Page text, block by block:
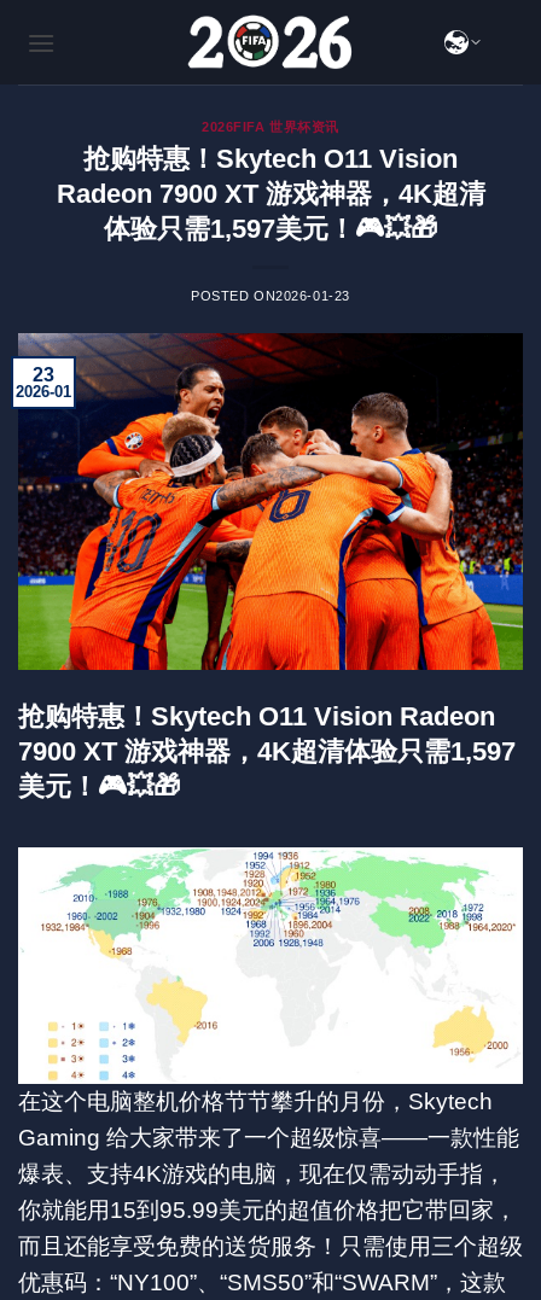
2026FIFA 世界杯资讯
抢购特惠！Skytech O11 Vision
Radeon 7900 XT 游戏神器，4K超清
体验只需1,597美元！🎮💥🎁
POSTED ON2026-01-23
23
2026-01
抢购特惠！Skytech O11 Vision Radeon
7900 XT 游戏神器，4K超清体验只需1,597
美元！🎮💥🎁
在这个电脑整机价格节节攀升的月份，Skytech
Gaming 给大家带来了一个超级惊喜——一款性能
爆表、支持4K游戏的电脑，现在仅需动动手指，
你就能用15到95.99美元的超值价格把它带回家，
而且还能享受免费的送货服务！只需使用三个超级
优惠码：“NY100”、“SMS50”和“SWARM”，这款